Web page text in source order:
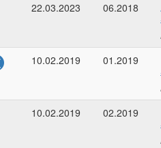
22.03.2023
06.2018
10.02.2019
01.2019
10.02.2019
02.2019